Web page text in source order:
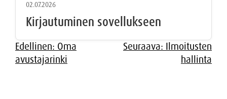
02.07.2026
Kirjautuminen sovellukseen
Artikkelien
selaus
Edellinen: Oma
avustajarinki
Seuraava: Ilmoitusten
hallinta